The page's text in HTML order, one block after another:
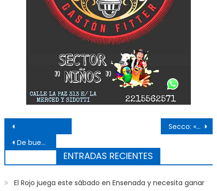
Navegación de entradas
De buen humor y confiado, Secco ya votó en la Escuela 6
Secco: «Apostamos a la democracia y a fortalecer el Estado»
ENTRADAS RECIENTES
El Rojo juega este sábado en Ensenada y necesita ganar